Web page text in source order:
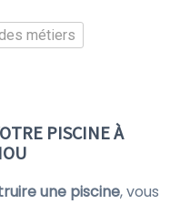
métiers
PISCINE À
une piscine, vous